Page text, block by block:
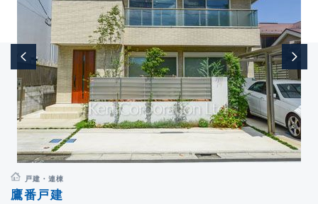
戸建・連棟
鷹番戸建